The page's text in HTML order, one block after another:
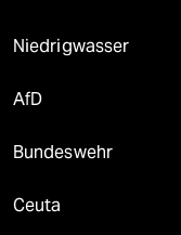
Niedrigwasser
AfD
Bundeswehr
Ceuta